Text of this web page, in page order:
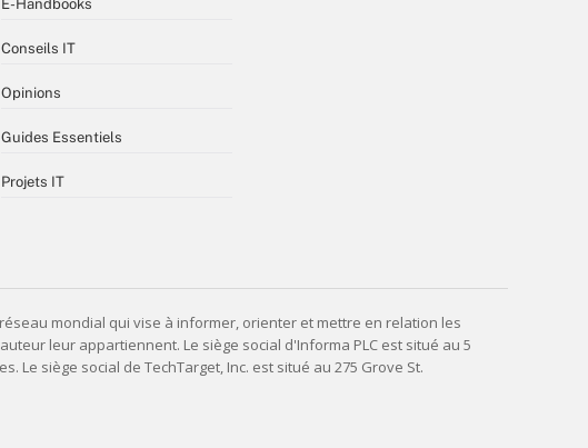
E-Handbooks
Conseils IT
Opinions
Guides Essentiels
Projets IT